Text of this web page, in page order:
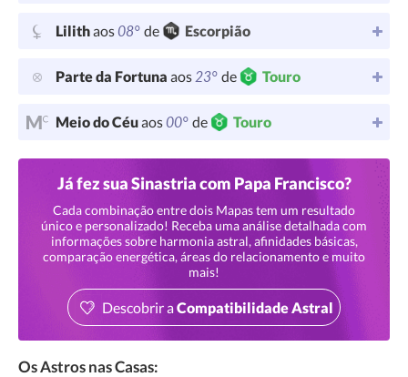
Lilithaos08° de Escorpião
Parte da Fortuna aos23° de Touro
Meio do Céuaos00° de Touro
Já fez sua Sinastria com Papa Francisco?
Cada combinação entre dois Mapas tem um resultado
único e personalizado! Receba uma análise detalhada com
informações sobre harmonia astral, afinidades básicas,
comparação energética, áreas do relacionamento e muito
mais!
Descobrir aCompatibilidade Astral
Os Astros nas Casas: